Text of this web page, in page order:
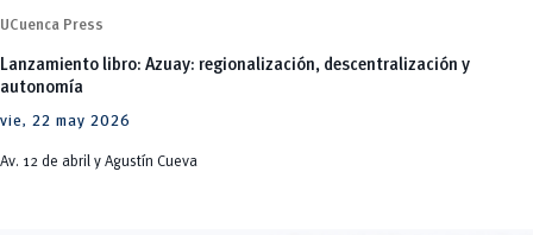
UCuenca Press
Lanzamiento libro: Azuay: regionalización, descentralización y
autonomía
vie, 22 may 2026
Av. 12 de abril y Agustín Cueva